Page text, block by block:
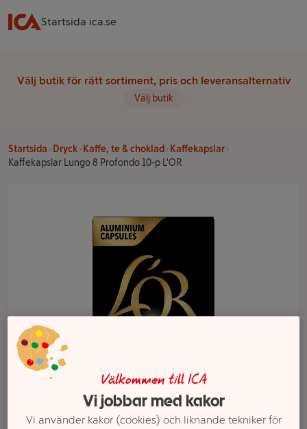
Startsida ica.se
Välj butik för rätt sortiment, pris och leveransalternativ
Välj butik
Startsida Dryck Kaffe, te & choklad
Kaffekapslar
Kaffekapslar Lungo 8 Profondo 10-p L'OR
Välkommen till ICA
Vi jobbar med kakor
Vi använder kakor (cookies) och liknande tekniker för